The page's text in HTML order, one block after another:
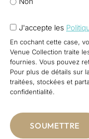
En
cochant
cette
case,
vous
consentez
que
la
J'accepte les
En cochant cette case,
Venue Collection traite
fournies. Vous pouvez
Pour plus de détails sur
traitées, stockées et
confidentialité.